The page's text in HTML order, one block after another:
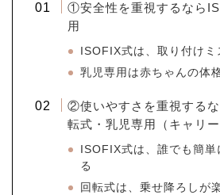
①安全性を重視するなら
用
ISOFIX式は、取り付け
乳児専用は赤ちゃんの体
②使いやすさを重視する
転式・乳児専用（キャリー
ISOFIX式は、誰でも簡単
る
回転式は、乗せ降ろしが